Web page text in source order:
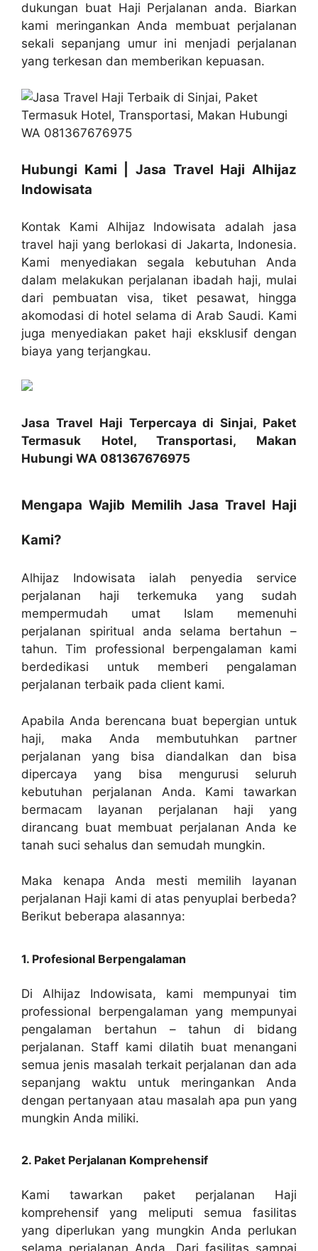
dukungan buat Haji Perjalanan anda. Biarkan
kami meringankan Anda membuat perjalanan
sekali sepanjang umur ini menjadi perjalanan
yang terkesan dan memberikan kepuasan.
Hubungi Kami | Jasa Travel Haji Alhijaz
Indowisata
Kontak Kami Alhijaz Indowisata adalah jasa
travel haji yang berlokasi di Jakarta, Indonesia.
Kami menyediakan segala kebutuhan Anda
dalam melakukan perjalanan ibadah haji, mulai
dari pembuatan visa, tiket pesawat, hingga
akomodasi di hotel selama di Arab Saudi. Kami
juga menyediakan paket haji eksklusif dengan
biaya yang terjangkau.
Jasa Travel Haji Terpercaya di Sinjai, Paket
Termasuk Hotel, Transportasi, Makan
Hubungi WA 081367676975
Mengapa Wajib Memilih Jasa Travel Haji
Kami?
Alhijaz Indowisata ialah penyedia service
perjalanan haji terkemuka yang sudah
mempermudah umat Islam memenuhi
perjalanan spiritual anda selama bertahun –
tahun. Tim professional berpengalaman kami
berdedikasi untuk memberi pengalaman
perjalanan terbaik pada client kami.
Apabila Anda berencana buat bepergian untuk
haji, maka Anda membutuhkan partner
perjalanan yang bisa diandalkan dan bisa
dipercaya yang bisa mengurusi seluruh
kebutuhan perjalanan Anda. Kami tawarkan
bermacam layanan perjalanan haji yang
dirancang buat membuat perjalanan Anda ke
tanah suci sehalus dan semudah mungkin.
Maka kenapa Anda mesti memilih layanan
perjalanan Haji kami di atas penyuplai berbeda?
Berikut beberapa alasannya:
1. Profesional Berpengalaman
Di Alhijaz Indowisata, kami mempunyai tim
professional berpengalaman yang mempunyai
pengalaman bertahun – tahun di bidang
perjalanan. Staff kami dilatih buat menangani
semua jenis masalah terkait perjalanan dan ada
sepanjang waktu untuk meringankan Anda
dengan pertanyaan atau masalah apa pun yang
mungkin Anda miliki.
2. Paket Perjalanan Komprehensif
Kami tawarkan paket perjalanan Haji
komprehensif yang meliputi semua fasilitas
yang diperlukan yang mungkin Anda perlukan
selama perjalanan Anda. Dari fasilitas sampai